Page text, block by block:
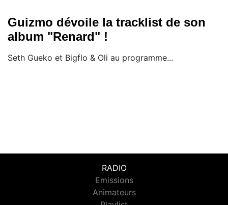
Guizmo dévoile la tracklist de son
album "Renard" !
Seth Gueko et Bigflo & Oli au programme...
RADIO
Emissions
Animateurs